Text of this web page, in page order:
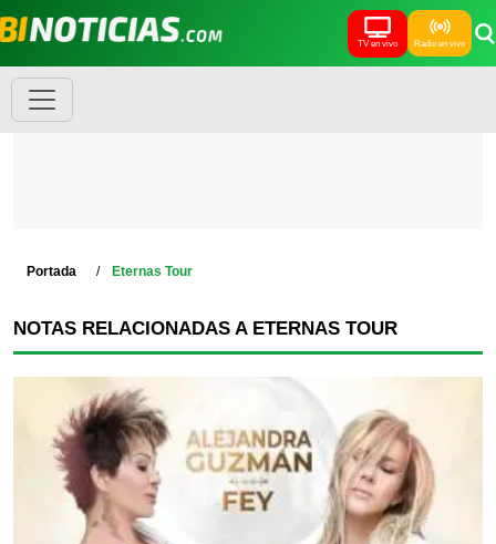
TV en vivo Radio en vivo
Portada Eternas Tour
NOTAS RELACIONADAS A ETERNAS TOUR